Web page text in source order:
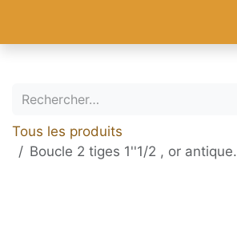
Tous les produits
Boucle 2 tiges 1''1/2 , or antique.